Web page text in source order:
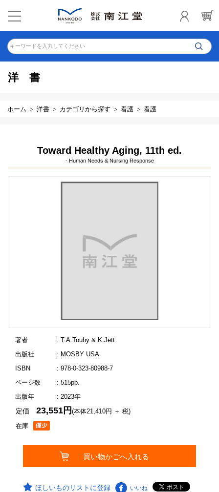
キーワードを入力してください
洋書
ホーム 洋書 カテゴリから探す 看護 看護
Toward Healthy Aging, 11th ed.
- Human Needs & Nursing Response
著者
: T.A.Touhy & K.Jett
出版社
: MOSBY USA
ISBN
: 978-0-323-80988-7
ページ数
: 515pp.
出版年
: 2023年
在庫
定価23,551円(本体21,410円 ＋ 税)
ほしいものリストに登録 いいね